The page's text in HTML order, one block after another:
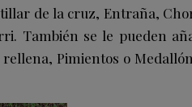
de la cruz, Entraña,
. También se le pueden
Pimientos o